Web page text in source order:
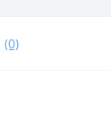
(0)